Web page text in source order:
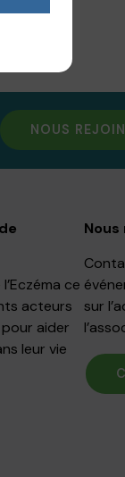
NOUS
ce
acteurs
aider
leur vie
sur